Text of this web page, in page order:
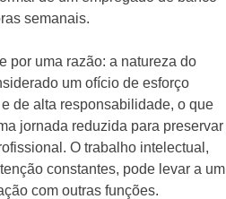
semanais.
por uma razão: a natureza do
um ofício de esforço
de alta responsabilidade, o que
jornada reduzida para preservar
O trabalho intelectual,
constantes, pode levar a um
com outras funções.